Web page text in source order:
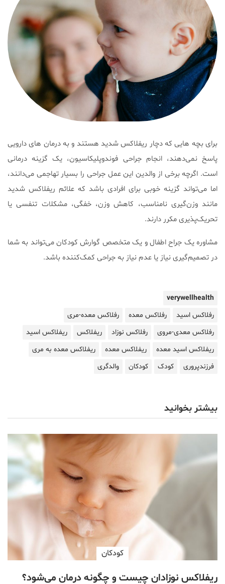
برای بچه هایی که دچار ریفلاکس شدید هستند و به درمان های دارویی
پاسخ نمی‌دهند، انجام جراحی فوندوپلیکاسیون، یک گزینه درمانی
است. اگرچه برخی از والدین این عمل جراحی را بسیار تهاجمی می‌دانند،
اما می‌تواند گزینه خوبی برای افرادی باشد که علائم ریفلاکس شدید
مانند وزن‌گیری نامناسب، کاهش وزن، خفگی، مشکلات تنفسی یا
تحریک‌پذیری مکرر دارند.
مشاوره یک جراح اطفال و یک متخصص گوارش کودکان می‌تواند به شما
در تصمیم‌گیری نیاز یا عدم نیاز به جراحی کمک‌کننده باشد.
verywellhealth
رفلاکس اسید
رفلاکس معده
رفلاکس معده-مری
رفلاکس معدی-مروی
رفلاکس نوزاد ریفلاکس
ریفلاکس اسید
ریفلاکس اسید معده
ریفلاکس معده
ریفلاکس معده به مری
فرزندپروری
کودک کودکان والدگری
بیشتر بخوانید
کودکان
ریفلاکس نوزادان چیست و چگونه درمان می‌شود؟